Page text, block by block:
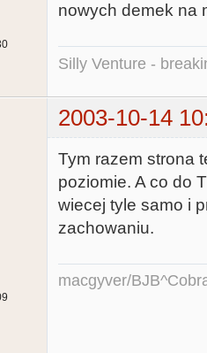
nowych demek na
Silly Venture -
2003-10-14
Tym razem strona
poziomie. A co do
wiecej tyle samo i
zachowaniu.
macgyver/